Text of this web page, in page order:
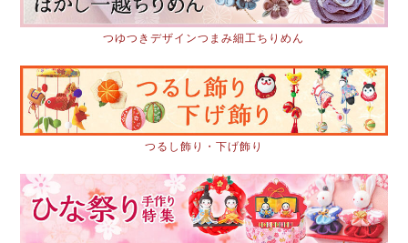
つゆつきデザインつまみ細工ちりめん
つるし飾り・下げ飾り